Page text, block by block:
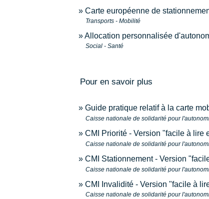
Carte européenne de
Transports - Mobilité
Allocation personnalisée
Social - Santé
Pour en savoir plus
Guide pratique relatif à la carte
Caisse nationale de solidarité pour
CMI Priorité - Version "facile à lire
Caisse nationale de solidarité pour
CMI Stationnement - Version
Caisse nationale de solidarité pour
CMI Invalidité - Version "facile à
Caisse nationale de solidarité pour